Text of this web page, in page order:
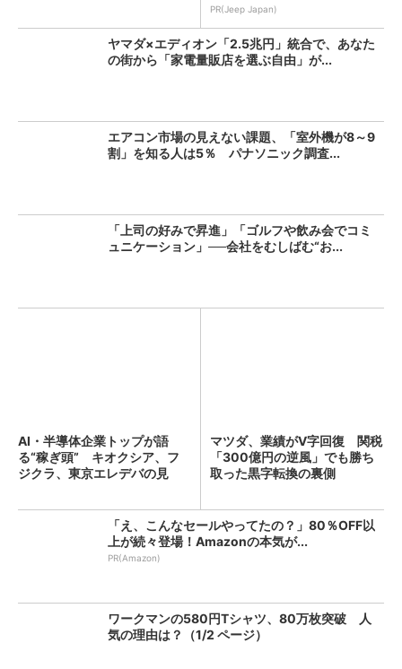
PR(Jeep Japan)
ヤマダ×エディオン「2.5兆円」統合で、あなた
の街から「家電量販店を選ぶ自由」が...
エアコン市場の見えない課題、「室外機が8～9
割」を知る人は5％ パナソニック調査...
「上司の好みで昇進」「ゴルフや飲み会でコミ
ュニケーション」──会社をむしばむ“お...
AI・半導体企業トップが語
る“稼ぎ頭” キオクシア、フ
ジクラ、東京エレデバの見
マツダ、業績がV字回復 関税
「300億円の逆風」でも勝ち
取った黒字転換の裏側
「え、こんなセールやってたの？」80％OFF以
上が続々登場！Amazonの本気が...
PR(Amazon)
ワークマンの580円Tシャツ、80万枚突破 人
気の理由は？（1/2 ページ）